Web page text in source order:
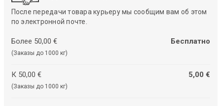
После передачи товара курьеру мы сообщим вам об этом
по электронной почте.
Более 50,00 €
(Заказы до 1000 кг)
Бесплатно
К 50,00 €
(Заказы до 1000 кг)
5,00 €